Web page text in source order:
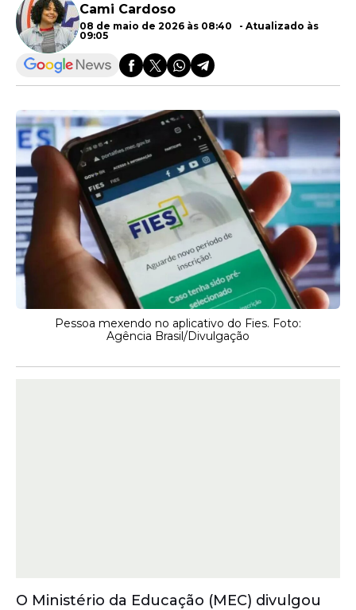
Cami Cardoso
08 de maio de 2026 às 08:40 - Atualizado às
09:05
Pessoa mexendo no aplicativo do Fies. Foto:
Agência Brasil/Divulgação
O Ministério da Educação (MEC) divulgou